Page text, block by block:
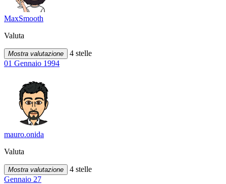
MaxSmooth
Valuta
Mostra valutazione
4 stelle
01 Gennaio 1994
mauro.onida
Valuta
Mostra valutazione
4 stelle
Gennaio 27